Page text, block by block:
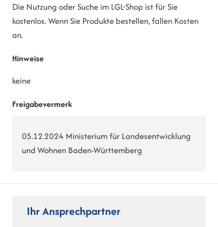
Die Nutzung oder Suche im LGL-Shop ist für Sie
kostenlos. Wenn Sie Produkte bestellen, fallen Kosten
an.
Hinweise
keine
Freigabevermerk
05.12.2024 Ministerium für Landesentwicklung
und Wohnen Baden-Württemberg
Ihr Ansprechpartner